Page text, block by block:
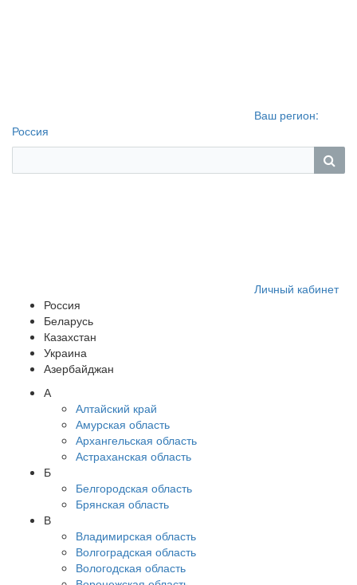
Ваш регион:
Россия
Личный кабинет
Россия
Беларусь
Казахстан
Украина
Азербайджан
А
Алтайский край
Амурская область
Архангельская область
Астраханская область
Б
Белгородская область
Брянская область
В
Владимирская область
Волгоградская область
Вологодская область